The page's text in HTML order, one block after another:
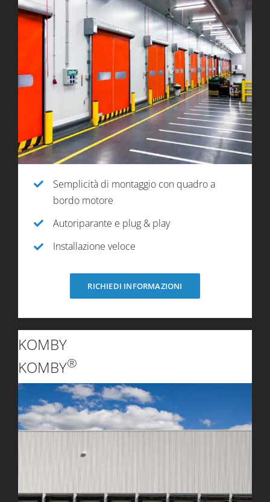
Semplicità di montaggio con quadro a
bordo motore
Autoriparante e plug & play
Installazione veloce
RICHIEDI INFORMAZIONI
KOMBY
KOMBY®